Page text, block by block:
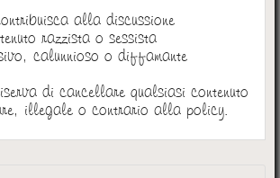
alla discussione
razzista o sessista
calunnioso o diffamante
di cancellare qualsiasi contenuto
illegale o contrario alla policy.